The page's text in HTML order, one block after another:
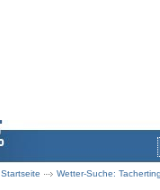
Startseite Wetter-Suche: